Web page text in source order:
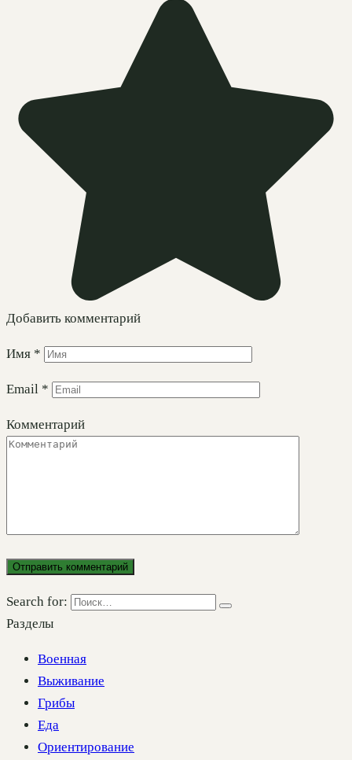
Добавить комментарий
Имя *
Email *
Комментарий
Search for:
Разделы
Военная
Выживание
Грибы
Еда
Ориентирование